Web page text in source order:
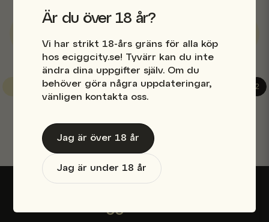
« Föregående 2
Är du över 18 år?
Vi har strikt 18-års gräns för alla köp
hos eciggcity.se! Tyvärr kan du inte
ändra dina uppgifter själv. Om du
behöver göra några uppdateringar,
vänligen kontakta oss.
Jag är över 18 år
Jag är under 18 år
Besök vår e-ciggbutik i Stockholm